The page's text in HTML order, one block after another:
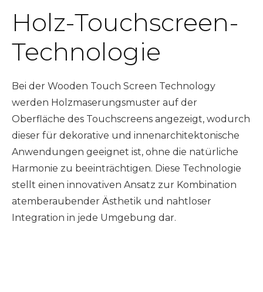
Holz-Touchscreen-
Technologie
Bei der Wooden Touch Screen Technology
werden Holzmaserungsmuster auf der
Oberfläche des Touchscreens angezeigt, wodurch
dieser für dekorative und innenarchitektonische
Anwendungen geeignet ist, ohne die natürliche
Harmonie zu beeinträchtigen. Diese Technologie
stellt einen innovativen Ansatz zur Kombination
atemberaubender Ästhetik und nahtloser
Integration in jede Umgebung dar.